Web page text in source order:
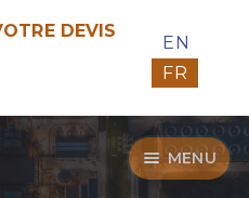
DEVIS
EN
FR
MENU